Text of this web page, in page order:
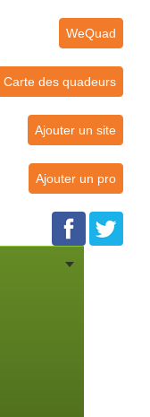
WeQuad
Carte des quadeurs
Ajouter un site
Ajouter un pro